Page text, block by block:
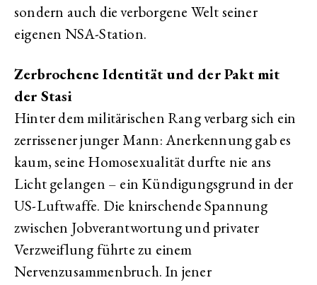
sondern auch die verborgene Welt seiner
eigenen NSA-Station.
Zerbrochene Identität und der Pakt mit
der Stasi
Hinter dem militärischen Rang verbarg sich ein
zerrissener junger Mann: Anerkennung gab es
kaum, seine Homosexualität durfte nie ans
Licht gelangen – ein Kündigungsgrund in der
US-Luftwaffe. Die knirschende Spannung
zwischen Jobverantwortung und privater
Verzweiflung führte zu einem
Nervenzusammenbruch. In jener